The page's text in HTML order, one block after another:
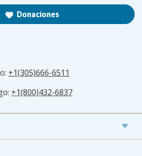
Donaciones
+1(305)666-6511
+1(800)432-6837